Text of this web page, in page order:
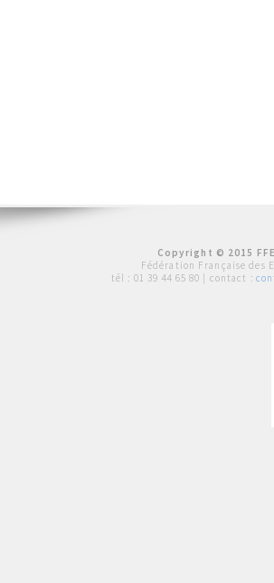
Copyright © 2015
Fédération Française des
tél : 01 39 44 65 80 | contact :